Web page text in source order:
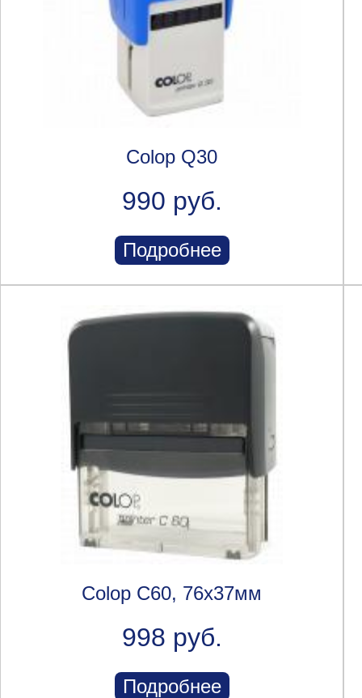
Colop Q30
990 руб.
Подробнее
Colop C60, 76х37мм
998 руб.
Подробнее